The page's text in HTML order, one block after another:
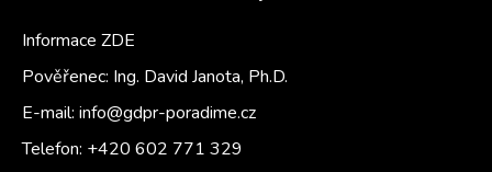
Informace ZDE
Pověřenec: Ing. David Janota, Ph.D.
E-mail: info@gdpr-poradime.cz
Telefon: +420 602 771 329